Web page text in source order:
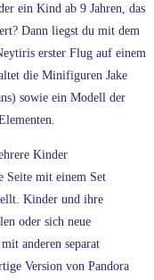
ein Kind ab 9 Jahren, das
Dann liegst du mit dem
erster Flug auf einem
die Minifiguren Jake
sowie ein Modell der
Kinder
Seite mit einem Set
Kinder und ihre
oder sich neue
anderen separat
Version von Pandora